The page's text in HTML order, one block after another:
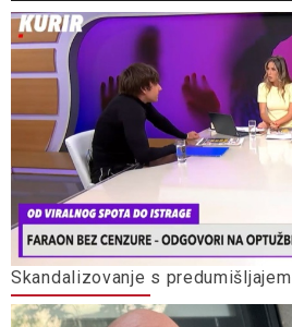
Skandalizovanje s predumišljajem